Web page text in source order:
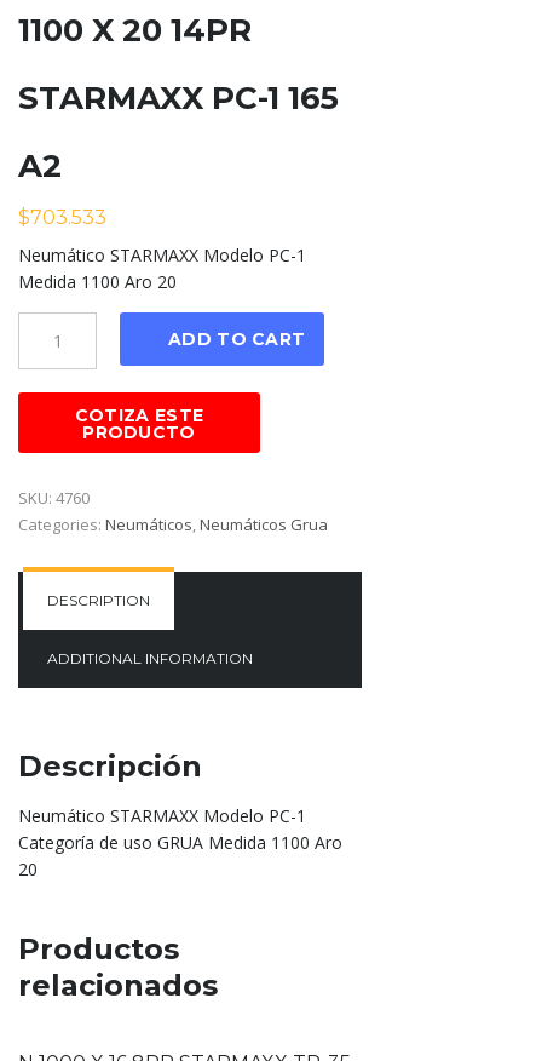
1100 X 20 14PR
STARMAXX PC-1 165
A2
$703.533
Neumático STARMAXX Modelo PC-1
Medida 1100 Aro 20
ADD TO CART
SKU: 4760
Categories: Neumáticos,Neumáticos Grua
DESCRIPTION
ADDITIONAL INFORMATION
Descripción
Neumático STARMAXX Modelo PC-1
Categoría de uso GRUA Medida 1100 Aro
20
Productos
relacionados